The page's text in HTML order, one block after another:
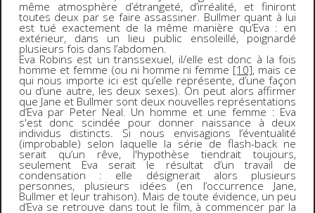
même atmosphère d’étrangeté, d’irréalité, et finiront
toutes deux par se faire assassiner. Bullmer quant à lui
est tué exactement de la même manière qu’Eva : en
extérieur, dans un lieu public ensoleillé, poignardé
plusieurs fois dans l’abdomen.
Eva Robins est un transsexuel, il/elle est donc à la fois
homme et femme (ou ni homme ni femme [10], mais ce
qui nous importe ici est qu’elle représente, d’une façon
ou d’une autre, les deux sexes). On peut alors affirmer
que Jane et Bullmer sont deux nouvelles représentations
d’Eva par Peter Neal. Un homme et une femme : Eva
s'est donc scindée pour donner naissance à deux
individus distincts. Si nous envisagions l’éventualité
(improbable) selon laquelle la série de flash-back ne
serait qu’un rêve, l'hypothèse tiendrait toujours,
seulement Eva serait le résultat d’un travail de
condensation : elle désignerait alors plusieurs
personnes, plusieurs idées (en l’occurrence Jane,
Bullmer et leur trahison). Mais de toute évidence, un peu
d’Eva se retrouve dans tout le film, à commencer par la